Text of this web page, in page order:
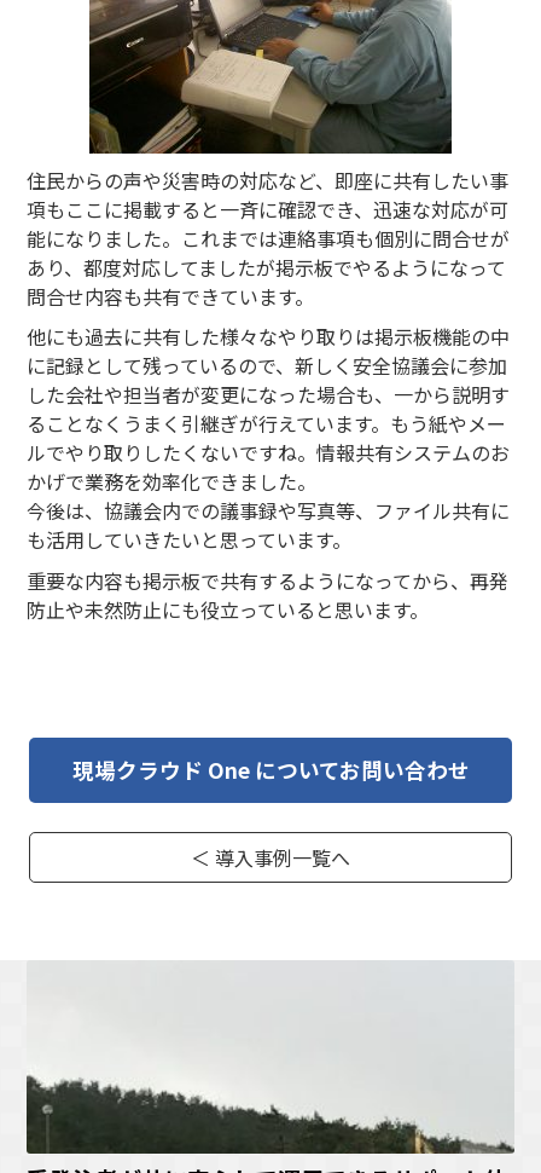
住民からの声や災害時の対応など、即座に共有したい事
項もここに掲載すると一斉に確認でき、迅速な対応が可
能になりました。これまでは連絡事項も個別に問合せが
あり、都度対応してましたが掲示板でやるようになって
問合せ内容も共有できています。
他にも過去に共有した様々なやり取りは掲示板機能の中
に記録として残っているので、新しく安全協議会に参加
した会社や担当者が変更になった場合も、一から説明す
ることなくうまく引継ぎが行えています。もう紙やメー
ルでやり取りしたくないですね。情報共有システムのお
かげで業務を効率化できました。
今後は、協議会内での議事録や写真等、ファイル共有に
も活用していきたいと思っています。
重要な内容も掲示板で共有するようになってから、再発
防止や未然防止にも役立っていると思います。
現場クラウド One についてお問い合わせ
＜ 導入事例一覧へ